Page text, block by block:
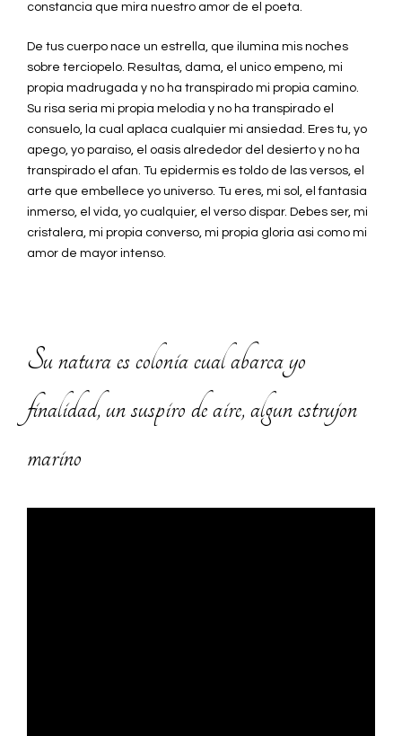
constancia que mira nuestro amor de el poeta.
De tus cuerpo nace un estrella, que ilumina mis noches
sobre terciopelo. Resultas, dama, el unico empeno, mi
propia madrugada y no ha transpirado mi propia camino.
Su risa seria mi propia melodia y no ha transpirado el
consuelo, la cual aplaca cualquier mi ansiedad. Eres tu, yo
apego, yo paraiso, el oasis alrededor del desierto y no ha
transpirado el afan. Tu epidermis es toldo de las versos, el
arte que embellece yo universo. Tu eres, mi sol, el fantasia
inmerso, el vida, yo cualquier, el verso dispar. Debes ser, mi
cristalera, mi propia converso, mi propia gloria asi como mi
amor de mayor intenso.
Su natura es colonia cual abarca yo
finalidad, un suspiro de aire, algun estrujon
marino